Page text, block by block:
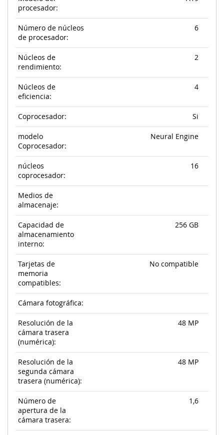
procesador:
Número de núcleos
de procesador:
6
Núcleos de
rendimiento:
2
Núcleos de
eficiencia:
4
Coprocesador: Si
modelo
Coprocesador:
Neural Engine
núcleos
coprocesador:
16
Medios de
almacenaje:
Capacidad de
almacenamiento
interno:
256 GB
Tarjetas de
memoria
compatibles:
No compatible
Cámara fotográfica:
Resolución de la
cámara trasera
(numérica):
48 MP
Resolución de la
segunda cámara
trasera (numérica):
48 MP
Número de
apertura de la
cámara trasera:
1,6